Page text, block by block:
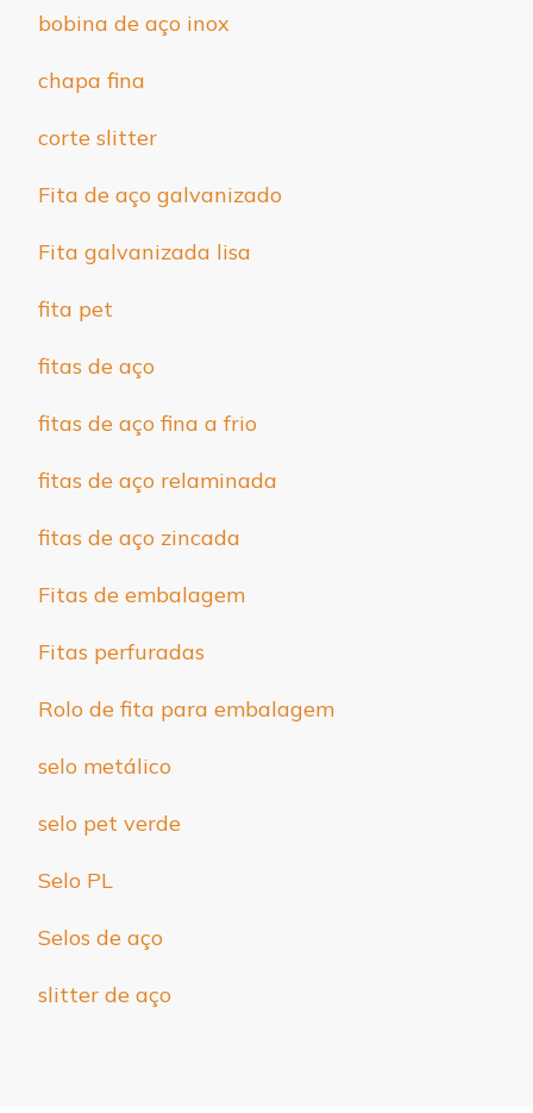
bobina de aço inox
chapa fina
corte slitter
Fita de aço galvanizado
Fita galvanizada lisa
fita pet
fitas de aço
fitas de aço fina a frio
fitas de aço relaminada
fitas de aço zincada
Fitas de embalagem
Fitas perfuradas
Rolo de fita para embalagem
selo metálico
selo pet verde
Selo PL
Selos de aço
slitter de aço